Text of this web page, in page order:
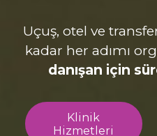
Uçuş, otel ve
kadar her adımı
danışan için
Klinik
Hizmetleri